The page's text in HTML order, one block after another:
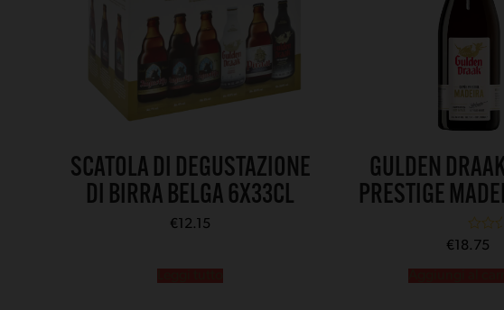
SCATOLA DI DEGUSTAZIONE
DI BIRRA BELGA 6X33CL
€ 12.15
GULDEN
PRESTIGE
su
€ 18.75